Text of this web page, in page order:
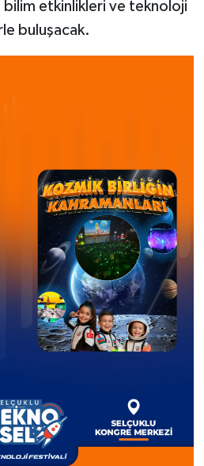
bilim etkinlikleri ve teknoloji
buluşacak.